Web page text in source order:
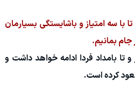
با سه امتیاز و باشایستگی بسیارمان
امشب از ساعت ۲۲:۳۰ آغاز و تا بامداد فردا ادامه خواهد داشت و
کرده است.